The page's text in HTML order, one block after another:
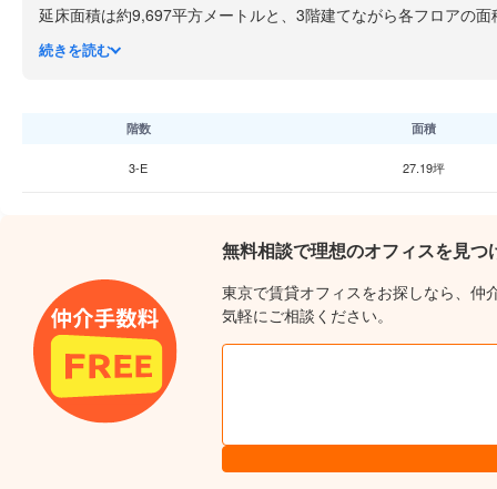
延床面積は約9,697平方メートルと、3階建てながら各フロアの
したセキュリティ体制により、24時間安心して利用できる環境
続きを読む
階数 面積
3-E 27.19坪
無料相談で理想のオフィスを見つ
東京で賃貸オフィスをお探しなら、仲
気軽にご相談ください。